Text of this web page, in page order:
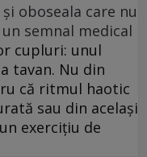
oboseala care nu
semnal medical
cupluri: unul
tavan. Nu din
că ritmul haotic
sau din același
exercițiu de